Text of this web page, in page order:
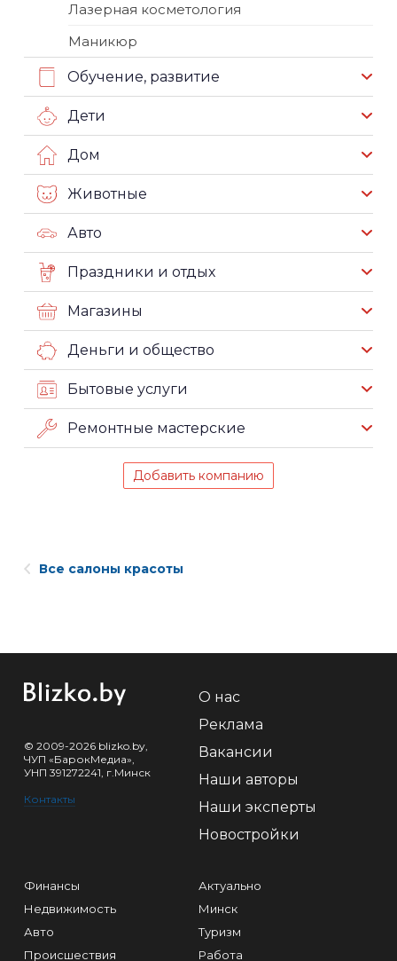
Лазерная косметология
Маникюр
Обучение, развитие
Дети
Дом
Животные
Авто
Праздники и отдых
Магазины
Деньги и общество
Бытовые услуги
Ремонтные мастерские
Добавить компанию
Все салоны красоты
© 2009-2026 blizko.by,
ЧУП «БарокМедиа»,
УНП 391272241, г.Минск
Контакты
О нас
Реклама
Вакансии
Наши авторы
Наши эксперты
Новостройки
Финансы
Недвижимость
Авто
Происшествия
Актуально
Минск
Туризм
Работа